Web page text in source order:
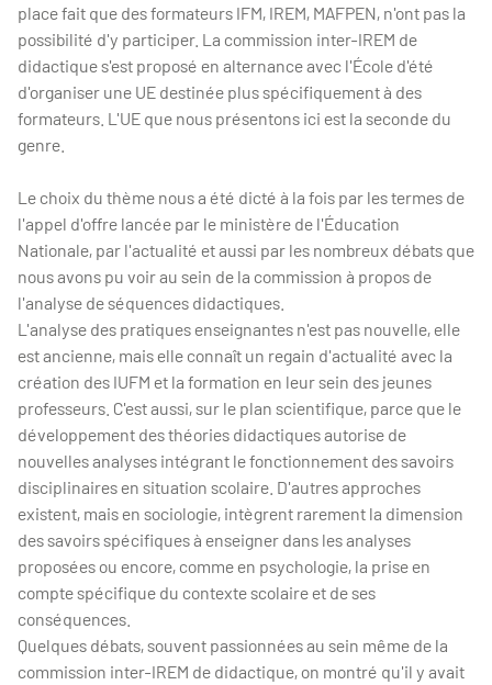
place fait que des formateurs IFM, IREM, MAFPEN, n'ont pas la
possibilité d'y participer. La commission inter-IREM de
didactique s'est proposé en alternance avec l'École d'été
d'organiser une UE destinée plus spécifiquement à des
formateurs. L'UE que nous présentons ici est la seconde du
genre.
Le choix du thème nous a été dicté à la fois par les termes de
l'appel d'offre lancée par le ministère de l'Éducation
Nationale, par l'actualité et aussi par les nombreux débats que
nous avons pu voir au sein de la commission à propos de
l'analyse de séquences didactiques.
L'analyse des pratiques enseignantes n'est pas nouvelle, elle
est ancienne, mais elle connaît un regain d'actualité avec la
création des IUFM et la formation en leur sein des jeunes
professeurs. C'est aussi, sur le plan scientifique, parce que le
développement des théories didactiques autorise de
nouvelles analyses intégrant le fonctionnement des savoirs
disciplinaires en situation scolaire. D'autres approches
existent, mais en sociologie, intègrent rarement la dimension
des savoirs spécifiques à enseigner dans les analyses
proposées ou encore, comme en psychologie, la prise en
compte spécifique du contexte scolaire et de ses
conséquences.
Quelques débats, souvent passionnées au sein même de la
commission inter-IREM de didactique, on montré qu'il y avait